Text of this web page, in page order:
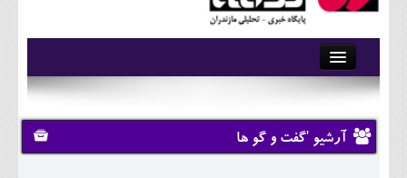
آرشیو
تماس با ما
وبلاگ
آرشیو 'گفت و گو ها